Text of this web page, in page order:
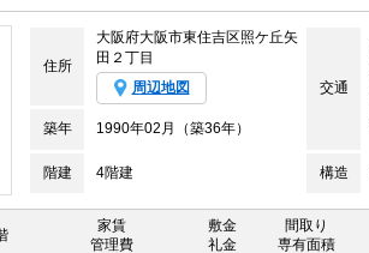
住所
大阪府大阪市東住吉区照ケ丘矢
田２丁目
周辺地図 交通
築年 1990年02月（築36年）
階建 4階建 構造
家賃
管理費
敷金
礼金
間取り
専有面積